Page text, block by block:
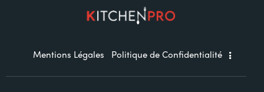
Mentions Légales Politique de Confidentialité